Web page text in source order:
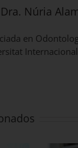
Dra. Núria
en